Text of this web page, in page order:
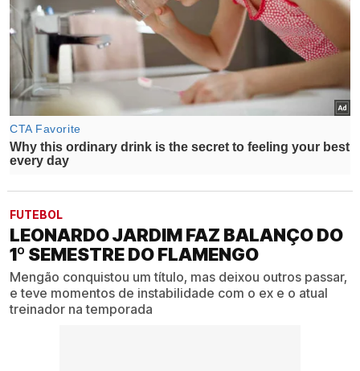
FUTEBOL
LEONARDO JARDIM FAZ BALANÇO DO
1º SEMESTRE DO FLAMENGO
Mengão conquistou um título, mas deixou outros passar,
e teve momentos de instabilidade com o ex e o atual
treinador na temporada